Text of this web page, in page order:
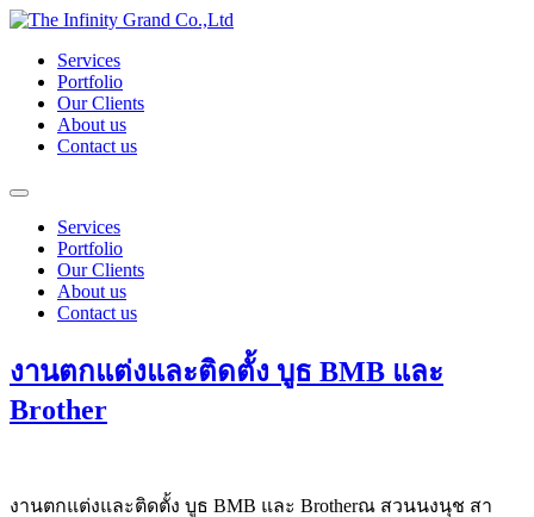
Skip
contentServices
Portfolio
Our Clients
About us
Contact us
Services
Portfolio
Our Clients
About us
Contact us
งานตกแต่งและติดตั้ง บูธ BMB และ
Brother
งานตกแต่งและติดตั้ง บูธ BMB และ Brotherณ สวนนงนุช สา